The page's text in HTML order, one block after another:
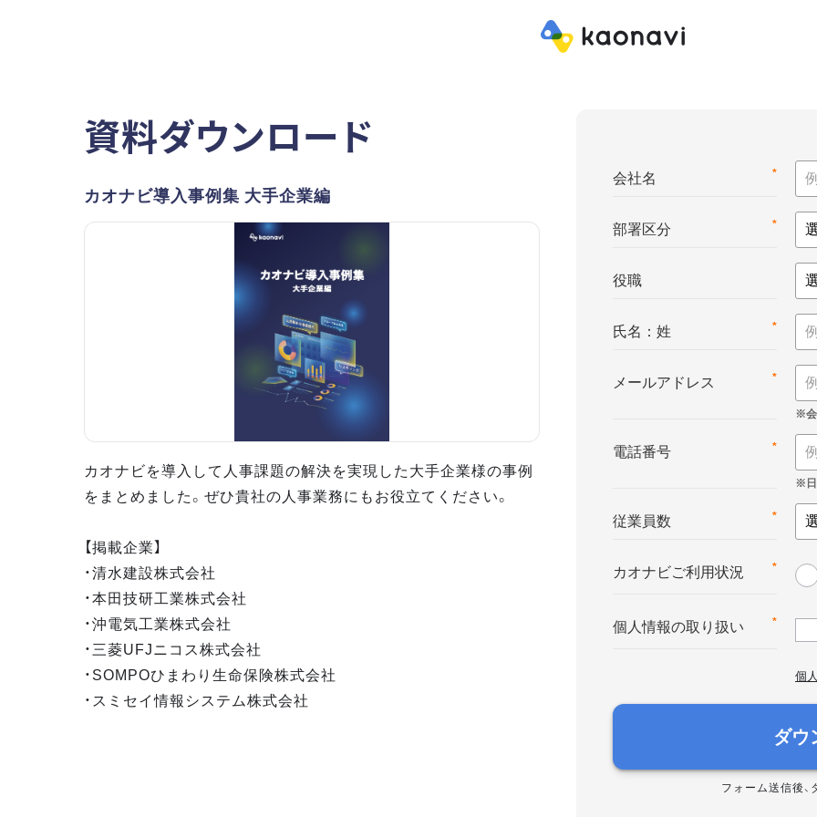
資料ダウンロード
カオナビ導入事例集 大手企業編
カオナビを導入して人事課題の解決を実現した大手企業様の事例
をまとめました。ぜひ貴社の人事業務にもお役立てください。
【掲載企業】
・清水建設株式会社
・本田技研工業株式会社
・沖電気工業株式会社
・三菱UFJニコス株式会社
・SOMPOひまわり生命保険株式会社
・スミセイ情報システム株式会社
*
会社名
*
部署区分
役職
*
氏名：姓
*
メールアドレス
*
電話番号
*
従業員数
*
カオナビご利用状況
*
個人情報の取り扱い
個
ダウ
フォーム送信後